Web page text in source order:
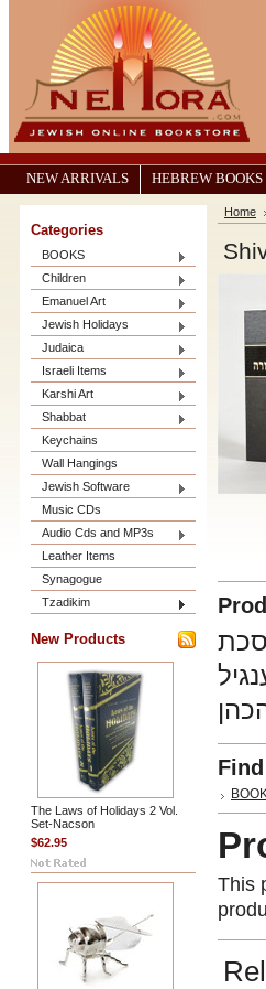
NEW ARRIVALS HEBREW BOOKS
Categories
BOOKS
Children
Emanuel Art
Jewish Holidays
Judaica
Israeli Items
Karshi Art
Shabbat
Keychains
Wall Hangings
Jewish Software
Music CDs
Audio Cds and MP3s
Leather Items
Synagogue
Tzadikim
New Products
The Laws of Holidays 2 Vol.
Set-Nacson
$62.95
Home
This